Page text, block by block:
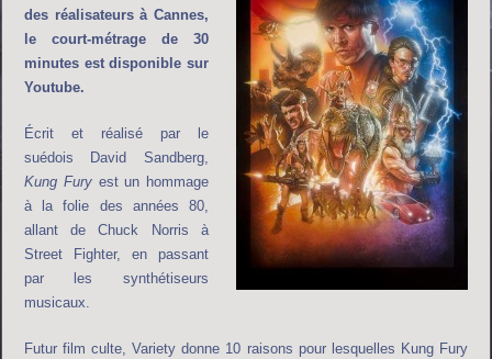
des réalisateurs à Cannes,
le court-métrage de 30
minutes est disponible sur
Youtube.
Écrit et réalisé par le
suédois David Sandberg,
Kung Furyest un hommage
à la folie des années 80,
allant de Chuck Norris à
Street Fighter, en passant
par les synthétiseurs
musicaux.
Futur film culte, Variety donne 10 raisons pour lesquelles Kung Fury